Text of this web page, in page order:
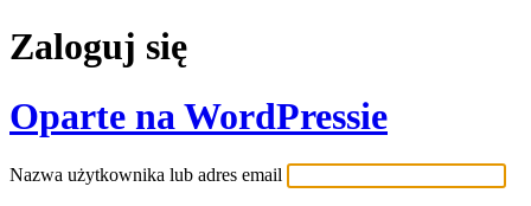
Zaloguj się
Oparte na WordPressie
Nazwa użytkownika lub adres email